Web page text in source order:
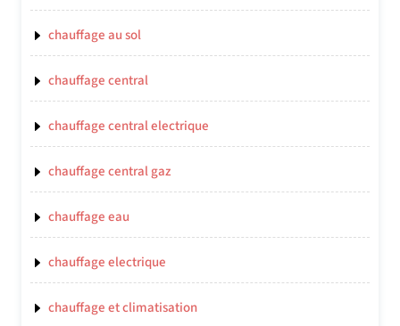
chauffage au sol
chauffage central
chauffage central electrique
chauffage central gaz
chauffage eau
chauffage electrique
chauffage et climatisation